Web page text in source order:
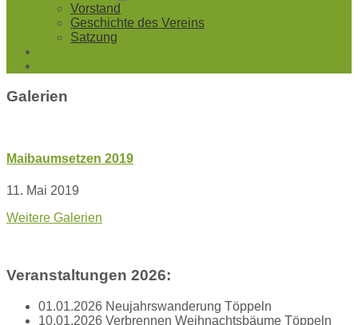
Vorstand
Geschichte des Vereins
Satzung
Galerien
Maibaumsetzen 2019
11. Mai 2019
Weitere Galerien
Veranstaltungen 2026:
01.01.2026 Neujahrswanderung Töppeln
10.01.2026 Verbrennen Weihnachtsbäume Töppeln